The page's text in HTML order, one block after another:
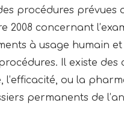
procédures prévues
2008 concernant
à usage humain et
Il existe des
ou la
permanents de